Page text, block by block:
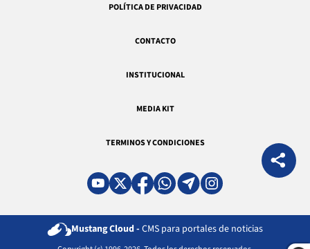
POLÍTICA DE PRIVACIDAD
CONTACTO
INSTITUCIONAL
MEDIA KIT
TERMINOS Y CONDICIONES
Mustang Cloud - CMS para portales de noticias